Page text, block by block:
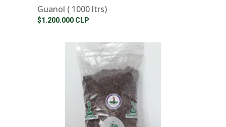
Guanol ( 1000 ltrs)
$1.200.000 CLP